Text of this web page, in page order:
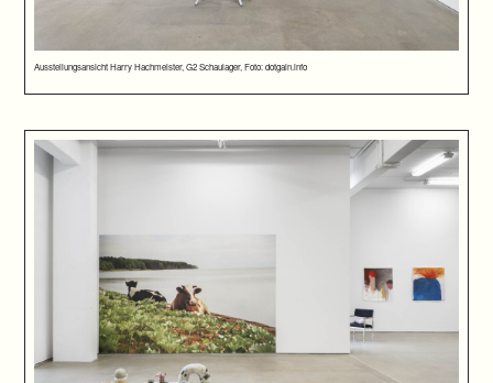
Ausstellungsansicht Harry Hachmeister, G2 Schaulager, Foto: dotgain.info